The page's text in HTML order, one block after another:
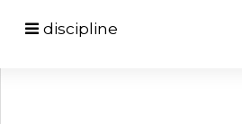
discipline